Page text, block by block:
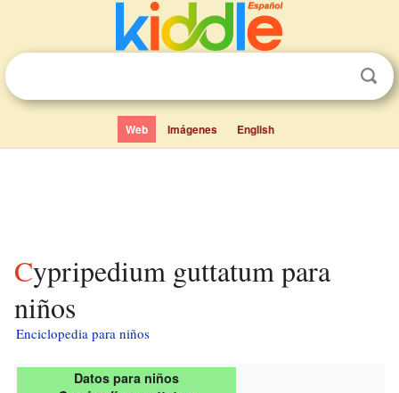
Web Imágenes English
Cypripedium guttatum para
niños
Enciclopedia para niños
Datos para niños